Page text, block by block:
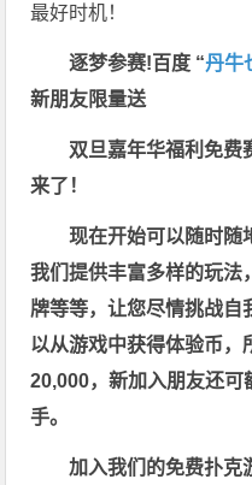
最好时机！
逐梦参赛!百度 “丹牛
新朋友限量送
双旦嘉年华福利免费
来了！
现在开始可以随时随
我们提供丰富多样的玩法
牌等等，让您尽情挑战自
以从游戏中获得体验币，
20,000，新加入朋友还可
手。
加入我们的免费扑克